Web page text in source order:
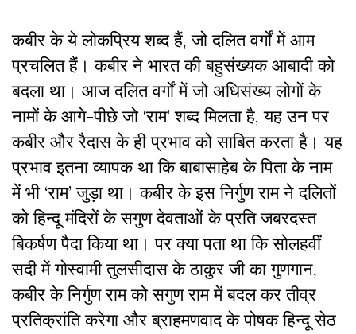
कबीर के ये लोकप्रिय शब्द हैं, जो दलित वर्गों में आम
प्रचलित हैं। कबीर ने भारत की बहुसंख्यक आबादी को
बदला था। आज दलित वर्गों में जो अधिसंख्य लोगों के
नामों के आगे-पीछे जो ‘राम’ शब्द मिलता है, यह उन पर
कबीर और रैदास के ही प्रभाव को साबित करता है। यह
प्रभाव इतना व्यापक था कि बाबासाहेब के पिता के नाम
में भी ‘राम’ जुड़ा था। कबीर के इस निर्गुण राम ने दलितों
को हिन्दू मंदिरों के सगुण देवताओं के प्रति जबरदस्त
बिकर्षण पैदा किया था। पर क्या पता था कि सोलहवीं
सदी में गोस्वामी तुलसीदास के ठाकुर जी का गुणगान,
कबीर के निर्गुण राम को सगुण राम में बदल कर तीव्र
प्रतिक्रांति करेगा और ब्राहमणवाद के पोषक हिन्दू सेठ